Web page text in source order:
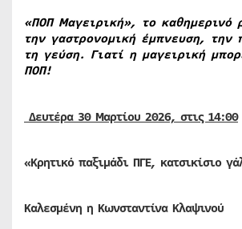
«ΠΟΠ Μαγειρική», το καθημερινό
την γαστρονομική έμπνευση, την
τη γεύση. Γιατί η μαγειρική
ΠΟΠ!
Δευτέρα 30 Μαρτίου 2026, στις 14:00
«Κρητικό παξιμάδι ΠΓΕ, κατσικίσιο
Καλεσμένη η Κωνσταντίνα Κλαψινού